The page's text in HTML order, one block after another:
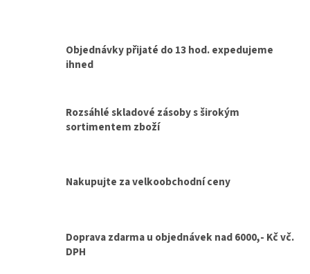
Objednávky přijaté do 13 hod. expedujeme
ihned
Rozsáhlé skladové zásoby s širokým
sortimentem zboží
Nakupujte za velkoobchodní ceny
Doprava zdarma u objednávek nad 6000,- Kč vč.
DPH